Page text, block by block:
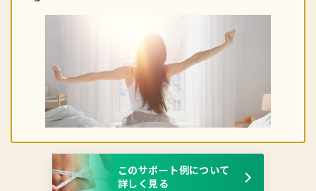
このサポート例について
詳しく見る